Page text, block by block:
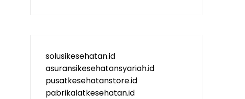
solusikesehatan.id
asuransikesehatansyariah.id
pusatkesehatanstore.id
pabrikalatkesehatan.id